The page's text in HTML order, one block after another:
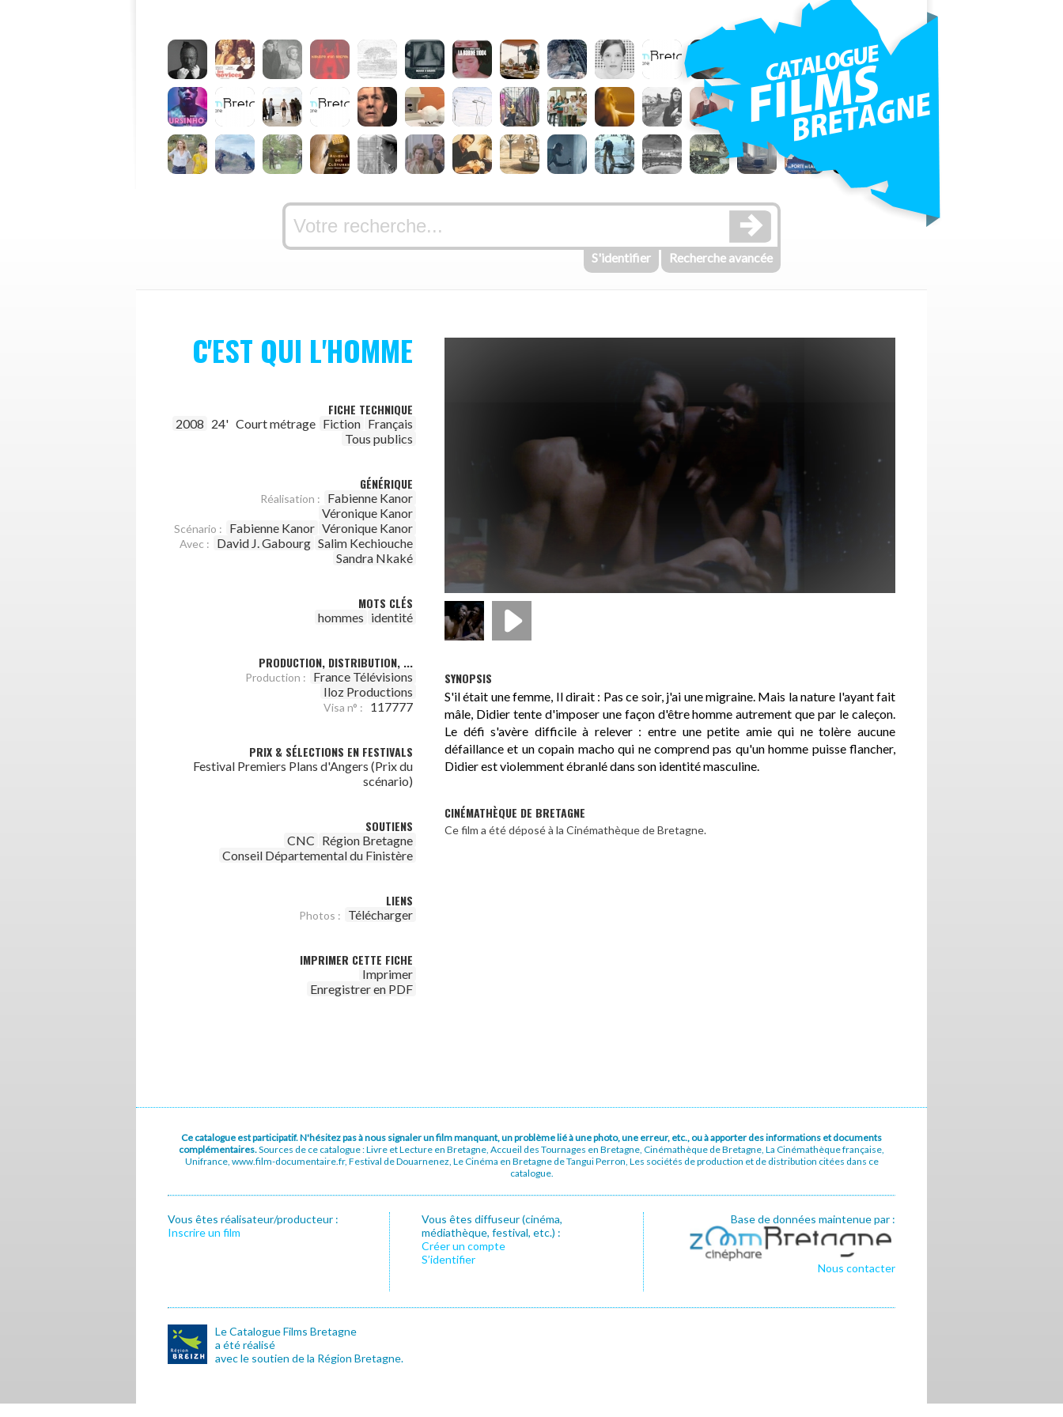
S'identifier Recherche avancée
C'EST QUI L'HOMME
FICHE TECHNIQUE
2008 24' Court métrage Fiction Français
Tous publics
GÉNÉRIQUE
Réalisation :
Fabienne Kanor
Véronique Kanor
Scénario : Fabienne Kanor Véronique Kanor
Avec : David J. Gabourg Salim Kechiouche
Sandra Nkaké
MOTS CLÉS
hommes identité
PRODUCTION, DISTRIBUTION, ...
Production :
France Télévisions
Iloz Productions
Visa n° : 117777
PRIX & SÉLECTIONS EN FESTIVALS
Festival Premiers Plans d'Angers (Prix du
scénario)
SOUTIENS
CNC Région Bretagne
Conseil Départemental du Finistère
LIENS
Photos : Télécharger
IMPRIMER CETTE FICHE
Imprimer
Enregistrer en PDF
SYNOPSIS
S'il était une femme, Il dirait : Pas ce soir, j'ai une migraine. Mais la nature l'ayant fait
mâle, Didier tente d'imposer une façon d'être homme autrement que par le caleçon.
Le défi s'avère difficile à relever : entre une petite amie qui ne tolère aucune
défaillance et un copain macho qui ne comprend pas qu'un homme puisse flancher,
Didier est violemment ébranlé dans son identité masculine.
CINÉMATHÈQUE DE BRETAGNE
Ce film a été déposé à la Cinémathèque de Bretagne.
Ce catalogue est participatif. N'hésitez pas à nous signaler un film manquant, un problème lié à une photo, une erreur, etc., ou à apporter des informations et documents
complémentaires.Sources de ce catalogue : Livre et Lecture en Bretagne, Accueil des Tournages en Bretagne, Cinémathèque de Bretagne, La Cinémathèque française,
Unifrance, www.film-documentaire.fr, Festival de Douarnenez, Le Cinéma en Bretagne de Tangui Perron, Les sociétés de production et de distribution citées dans ce
catalogue.
Vous êtes réalisateur/producteur :
Inscrire un film
Vous êtes diffuseur (cinéma,
médiathèque, festival, etc.) :
Créer un compte
S’identifier
Base de données maintenue par :
Nous contacter
Le Catalogue Films Bretagne
a été réalisé
avec le soutien de la Région Bretagne.